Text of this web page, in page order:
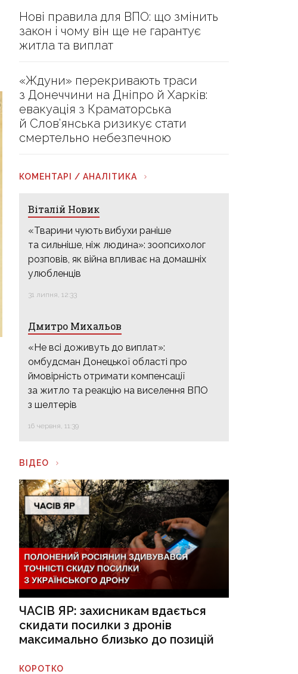
Нові правила для ВПО: що змінить
закон і чому він ще не гарантує
житла та виплат
«Ждуни» перекривають траси
з Донеччини на Дніпро й Харків:
евакуація з Краматорська
й Слов’янська ризикує стати
смертельно небезпечною
КОМЕНТАРІ / АНАЛІТИКА
Віталій Новик
«Тварини чують вибухи раніше
та сильніше, ніж людина»: зоопсихолог
розповів, як війна впливає на домашніх
улюбленців
31 липня, 12:33
Дмитро Михальов
«Не всі доживуть до виплат»:
омбудсман Донецької області про
ймовірність отримати компенсації
за житло та реакцію на виселення ВПО
з шелтерів
16 червня, 11:39
ВІДЕО
ЧАСІВ ЯР: захисникам вдається
скидати посилки з дронів
максимально близько до позицій
КОРОТКО